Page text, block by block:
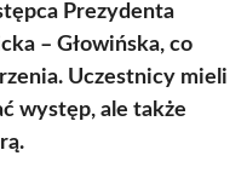
Prezydenta
– Głowińska, co
Uczestnicy mieli
występ, ale także